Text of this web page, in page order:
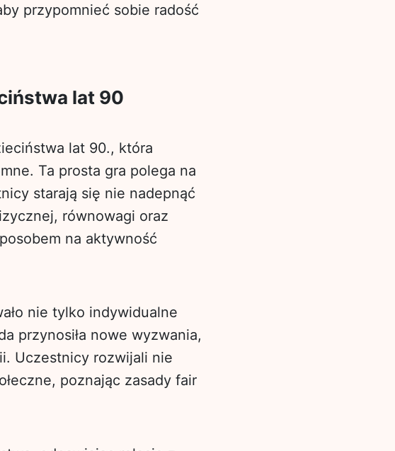
przypomnieć sobie radość
lat 90
lat 90., która
Ta prosta gra polega na
starają się nie nadepnąć
równowagi oraz
na aktywność
nie tylko indywidualne
przynosiła nowe wyzwania,
Uczestnicy rozwijali nie
poznając zasady fair